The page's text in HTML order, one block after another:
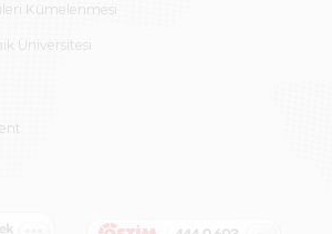
Kümelenmesi
Üniversitesi